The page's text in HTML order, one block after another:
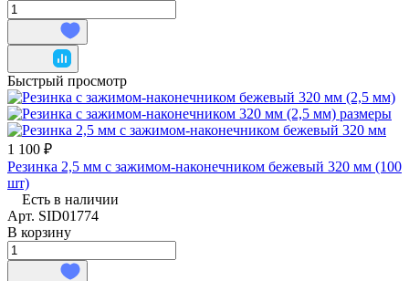
Быстрый просмотр
1 100 ₽
Резинка 2,5 мм с зажимом-наконечником бежевый 320 мм (100
шт)
Есть в наличии
Арт. SID01774
В корзину